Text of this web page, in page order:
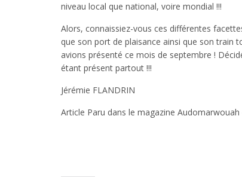
niveau local que national, voire mondial !!!
Alors, connaissiez-vous ces différentes
que son port de plaisance ainsi que son train
avions présenté ce mois de septembre !
étant présent partout !!!
Jérémie FLANDRIN
Article Paru dans le magazine